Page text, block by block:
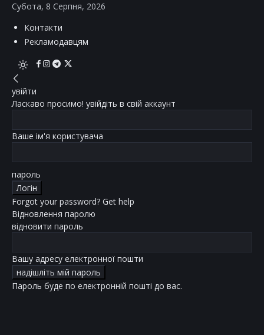
Субота, 8 Серпня, 2026
Контакти
Рекламодавцям
увійти
Ласкаво просимо! увійдіть в свій аккаунт
Ваше ім'я користувача
пароль
Forgot your password? Get help
Відновлення паролю
відновити пароль
Вашу адресу електронної пошти
Пароль буде по електронній пошті до вас.